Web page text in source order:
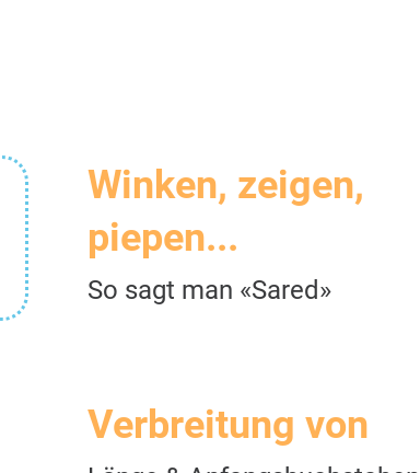
Winken, zeigen,
piepen...
So sagt man «Sared»
Verbreitung von